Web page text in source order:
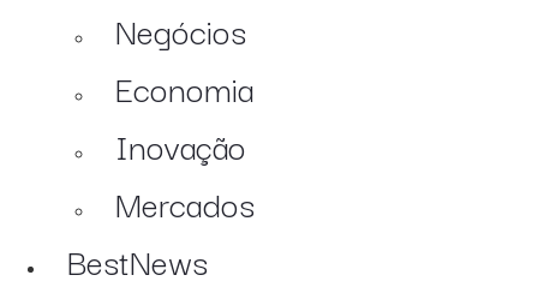
Negócios
Economia
Inovação
Mercados
BestNews